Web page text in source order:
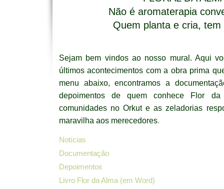
Não é aromaterapia
Quem planta e cria, tem
Sejam bem vindos ao nosso mural. Aqui
últimos acontecimentos com a obra prima
menu abaixo, encontramos a
depoimentos de quem conhece Flor
comunidades no Orkut e as zeladorias
maravilha aos merecedores.
Notícias
Documentação
Depoimentos
Livro Flor da Alma (em Word)